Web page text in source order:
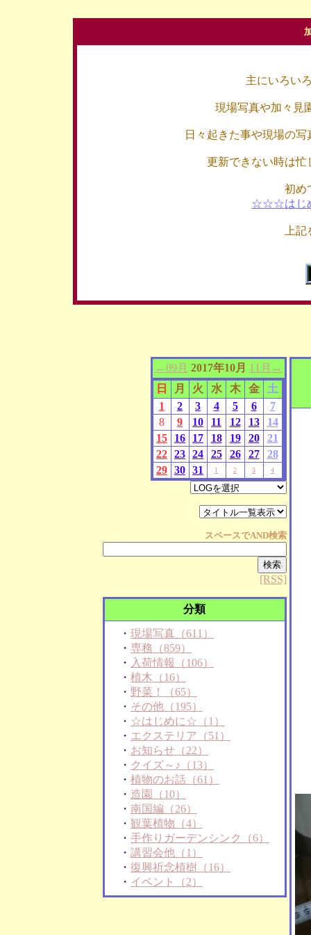
主にいろい
現場写真や加々見
日々起きた事や現場の
更新できない時は忙
初め
☆☆☆はじ
上
←09月 2017年10月 11月→
日
月 火 水 木 金
土
1
2 3 4 5 6
7
8
9 10 11 12 13
14
15
16 17 18 19 20
21
22 23 24 25 26 27
28
29 30 31 1 2 3 4
スペースでAND検索
[RSS]
分類
・ 現場写真（611）
・ 専務（859）
・ 入荷情報（106）
・ 植木（16）
・ 野菜！（65）
・ その他（195）
・ ☆はじめに☆（1）
・ エクステリア（51）
・ お知らせ（22）
・ クイズ～♪（13）
・ 植物のお話（61）
・ 造園（10）
・ 南国編（26）
・ 観葉植物（4）
・ 手作りガーデンシンク（6）
・ 講習会他（1）
・ 復興祈念植樹（16）
・ イベント（2）